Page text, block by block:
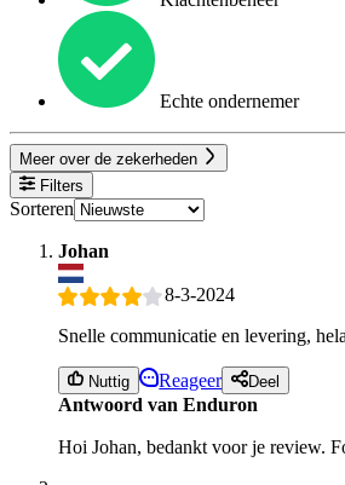
Echte ondernemer
Meer over de zekerheden
Filters
Sorteren
Johan
8-3-2024
Snelle communicatie en levering,
Nuttig Reageer Deel
Antwoord van Enduron
Hoi Johan, bedankt voor je review.